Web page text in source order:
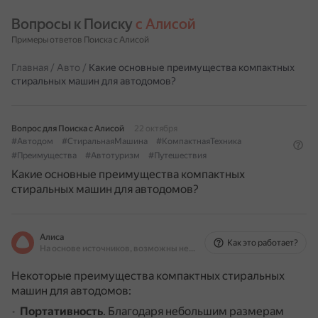
Вопросы к Поиску с Алисой
Примеры ответов Поиска с Алисой
Главная / Авто / Какие основные преимущества компактных
стиральных машин для автодомов?
Вопрос для Поиска с Алисой
22 октября
#Автодом
#СтиральнаяМашина
#КомпактнаяТехника
#Преимущества
#Автотуризм #Путешествия
Какие основные преимущества компактных
стиральных машин для автодомов?
Алиса
На основе источников, возможны неточности
Как это работает?
Некоторые преимущества компактных стиральных
машин для автодомов:
Портативность. Благодаря небольшим размерам